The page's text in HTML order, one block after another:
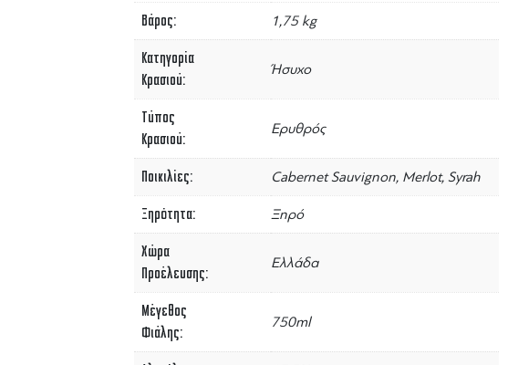
Βάρος 1,75 kg
Κατηγορία
Κρασιού
Ήσυχο
Τύπος
Κρασιού
Ερυθρός
Ποικιλίες Cabernet Sauvignon, Merlot, Syrah
Ξηρότητα Ξηρό
Χώρα
Προέλευσης
Ελλάδα
Μέγεθος
Φιάλης
750ml